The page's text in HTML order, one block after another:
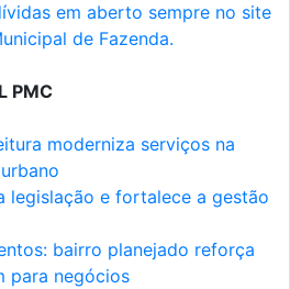
em aberto sempre no site
de Fazenda.
PMC
moderniza serviços na
legislação e fortalece a gestão
bairro planejado reforça
para negócios